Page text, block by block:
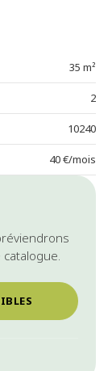
35 m²
2
10240
40 €/mois